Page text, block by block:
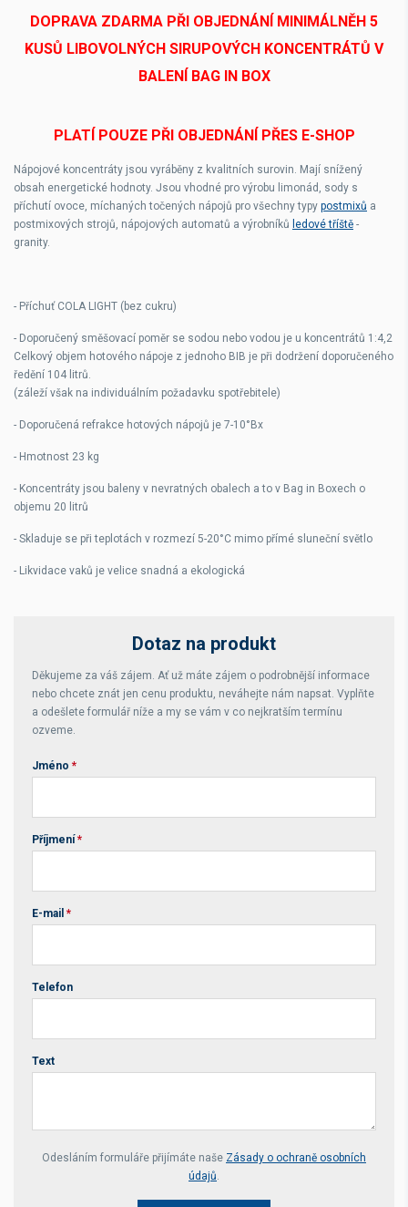
DOPRAVA ZDARMA PŘI OBJEDNÁNÍ MINIMÁLNĚH 5
KUSŮ LIBOVOLNÝCH SIRUPOVÝCH KONCENTRÁTŮ V
BALENÍ BAG IN BOX
PLATÍ POUZE PŘI OBJEDNÁNÍ PŘES E-SHOP
Nápojové koncentráty jsou vyráběny z kvalitních surovin. Mají snížený
obsah energetické hodnoty. Jsou vhodné pro výrobu limonád, sody s
příchutí ovoce, míchaných točených nápojů pro všechny typy postmixů a
postmixových strojů, nápojových automatů a výrobníků ledové tříště -
granity.
- Příchuť COLA LIGHT (bez cukru)
- Doporučený směšovací poměr se sodou nebo vodou je u koncentrátů 1:4,2
Celkový objem hotového nápoje z jednoho BIB je při dodržení doporučeného
ředění 104 litrů.
(záleží však na individuálním požadavku spotřebitele)
- Doporučená refrakce hotových nápojů je 7-10°Bx
- Hmotnost 23 kg
- Koncentráty jsou baleny v nevratných obalech a to v Bag in Boxech o
objemu 20 litrů
- Skladuje se při teplotách v rozmezí 5-20°C mimo přímé sluneční světlo
- Likvidace vaků je velice snadná a ekologická
Dotaz na produkt
Děkujeme za váš zájem. Ať už máte zájem o podrobnější informace
nebo chcete znát jen cenu produktu, neváhejte nám napsat. Vyplňte
a odešlete formulář níže a my se vám v co nejkratším termínu
ozveme.
Jméno *
Příjmení *
E-mail *
Telefon
Text
Your website *
Odesláním formuláře přijímáte naše Zásady o ochraně osobních
údajů.